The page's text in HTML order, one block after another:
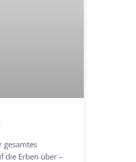
gesamtes
die Erben über –